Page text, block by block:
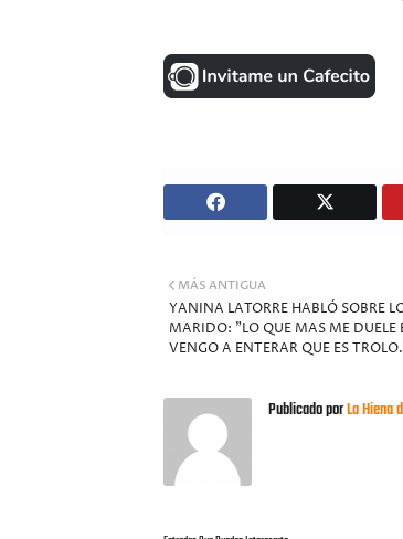
MÁS ANTIGUA
YANINA LATORRE HABLÓ SOBRE
MARIDO: "LO QUE MAS ME DUELE
VENGO A ENTERAR QUE ES
Publicado porLa Hiena